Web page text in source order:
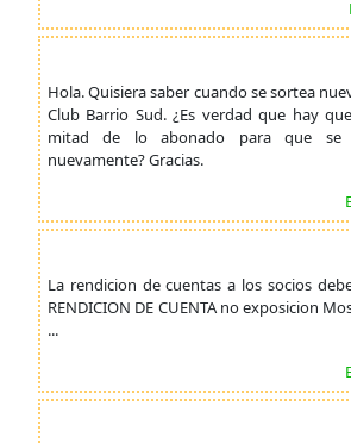
Hola. Quisiera saber cuando se sortea
Club Barrio Sud. ¿Es verdad que hay
mitad de lo abonado para que se
nuevamente? Gracias.
La rendicion de cuentas a los socios
RENDICION DE CUENTA no exposicion
...